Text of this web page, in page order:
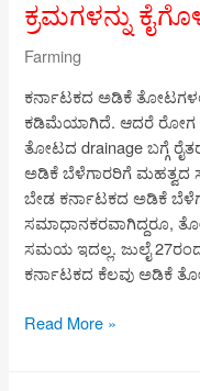
ಕ್ರಮಗಳನ್ನು
Farming
ಕರ್ನಾಟಕದ ಅಡಿಕೆ
ಕಡಿಮೆಯಾಗಿದೆ. ಆದರೆ ರೋಗ
ತೋಟದ drainage ಬಗ್ಗೆ
ಅಡಿಕೆ ಬೆಳೆಗಾರರಿಗೆ
ಬೇಡ ಕರ್ನಾಟಕದ ಅಡಿಕೆ
ಸಮಾಧಾನಕರವಾಗಿದ್ದರೂ,
ಸಮಯ ಇದಲ್ಲ. ಜುಲೈ
ಕರ್ನಾಟಕದ ಕೆಲವು ಅಡಿಕೆ
ಅಡಿಕೆ
Read More »